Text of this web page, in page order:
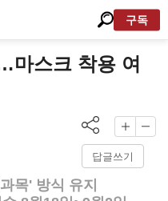
구독
마스크 착용 여
답글쓰기
목' 방식 유지